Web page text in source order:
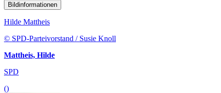
Bildinformationen
Hilde Mattheis
© SPD-Parteivorstand / Susie Knoll
Mattheis, Hilde
SPD
()